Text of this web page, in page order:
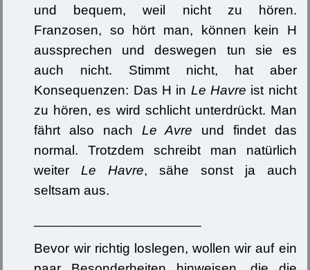
und bequem, weil nicht zu hören.
Franzosen, so hört man, können kein H
aussprechen und deswegen tun sie es
auch nicht. Stimmt nicht, hat aber
Konsequenzen: Das H in Le Havre ist nicht
zu hören, es wird schlicht unterdrückt. Man
fährt also nach Le Avre und findet das
normal. Trotzdem schreibt man natürlich
weiterLe Havre, sähe sonst ja auch
seltsam aus.
Bevor wir richtig loslegen, wollen wir auf ein